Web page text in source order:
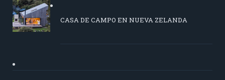
CASA DE CAMPO EN NUEVA ZELANDA